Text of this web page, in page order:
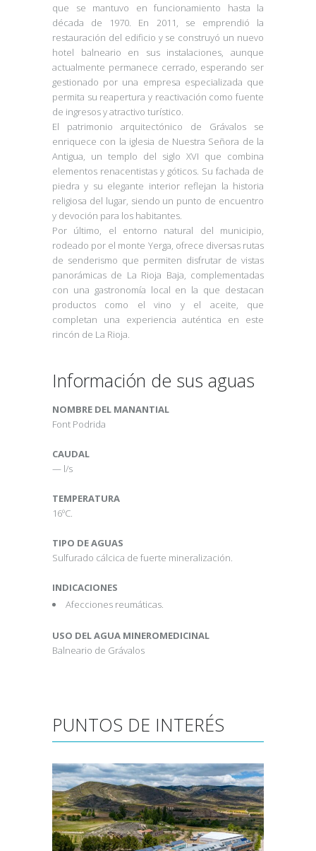
que se mantuvo en funcionamiento hasta la
década de 1970. En 2011, se emprendió la
restauración del edificio y se construyó un nuevo
hotel balneario en sus instalaciones, aunque
actualmente permanece cerrado, esperando ser
gestionado por una empresa especializada que
permita su reapertura y reactivación como fuente
de ingresos y atractivo turístico.
El patrimonio arquitectónico de Grávalos se
enriquece con la iglesia de Nuestra Señora de la
Antigua, un templo del siglo XVI que combina
elementos renacentistas y góticos. Su fachada de
piedra y su elegante interior reflejan la historia
religiosa del lugar, siendo un punto de encuentro
y devoción para los habitantes.
Por último, el entorno natural del municipio,
rodeado por el monte Yerga, ofrece diversas rutas
de senderismo que permiten disfrutar de vistas
panorámicas de La Rioja Baja, complementadas
con una gastronomía local en la que destacan
productos como el vino y el aceite, que
completan una experiencia auténtica en este
rincón de La Rioja.
Información de sus aguas
NOMBRE DEL MANANTIAL
Font Podrida
CAUDAL
— l/s
TEMPERATURA
16ºC.
TIPO DE AGUAS
Sulfurado cálcica de fuerte mineralización.
INDICACIONES
Afecciones reumáticas.
USO DEL AGUA MINEROMEDICINAL
Balneario de Grávalos
PUNTOS DE INTERÉS